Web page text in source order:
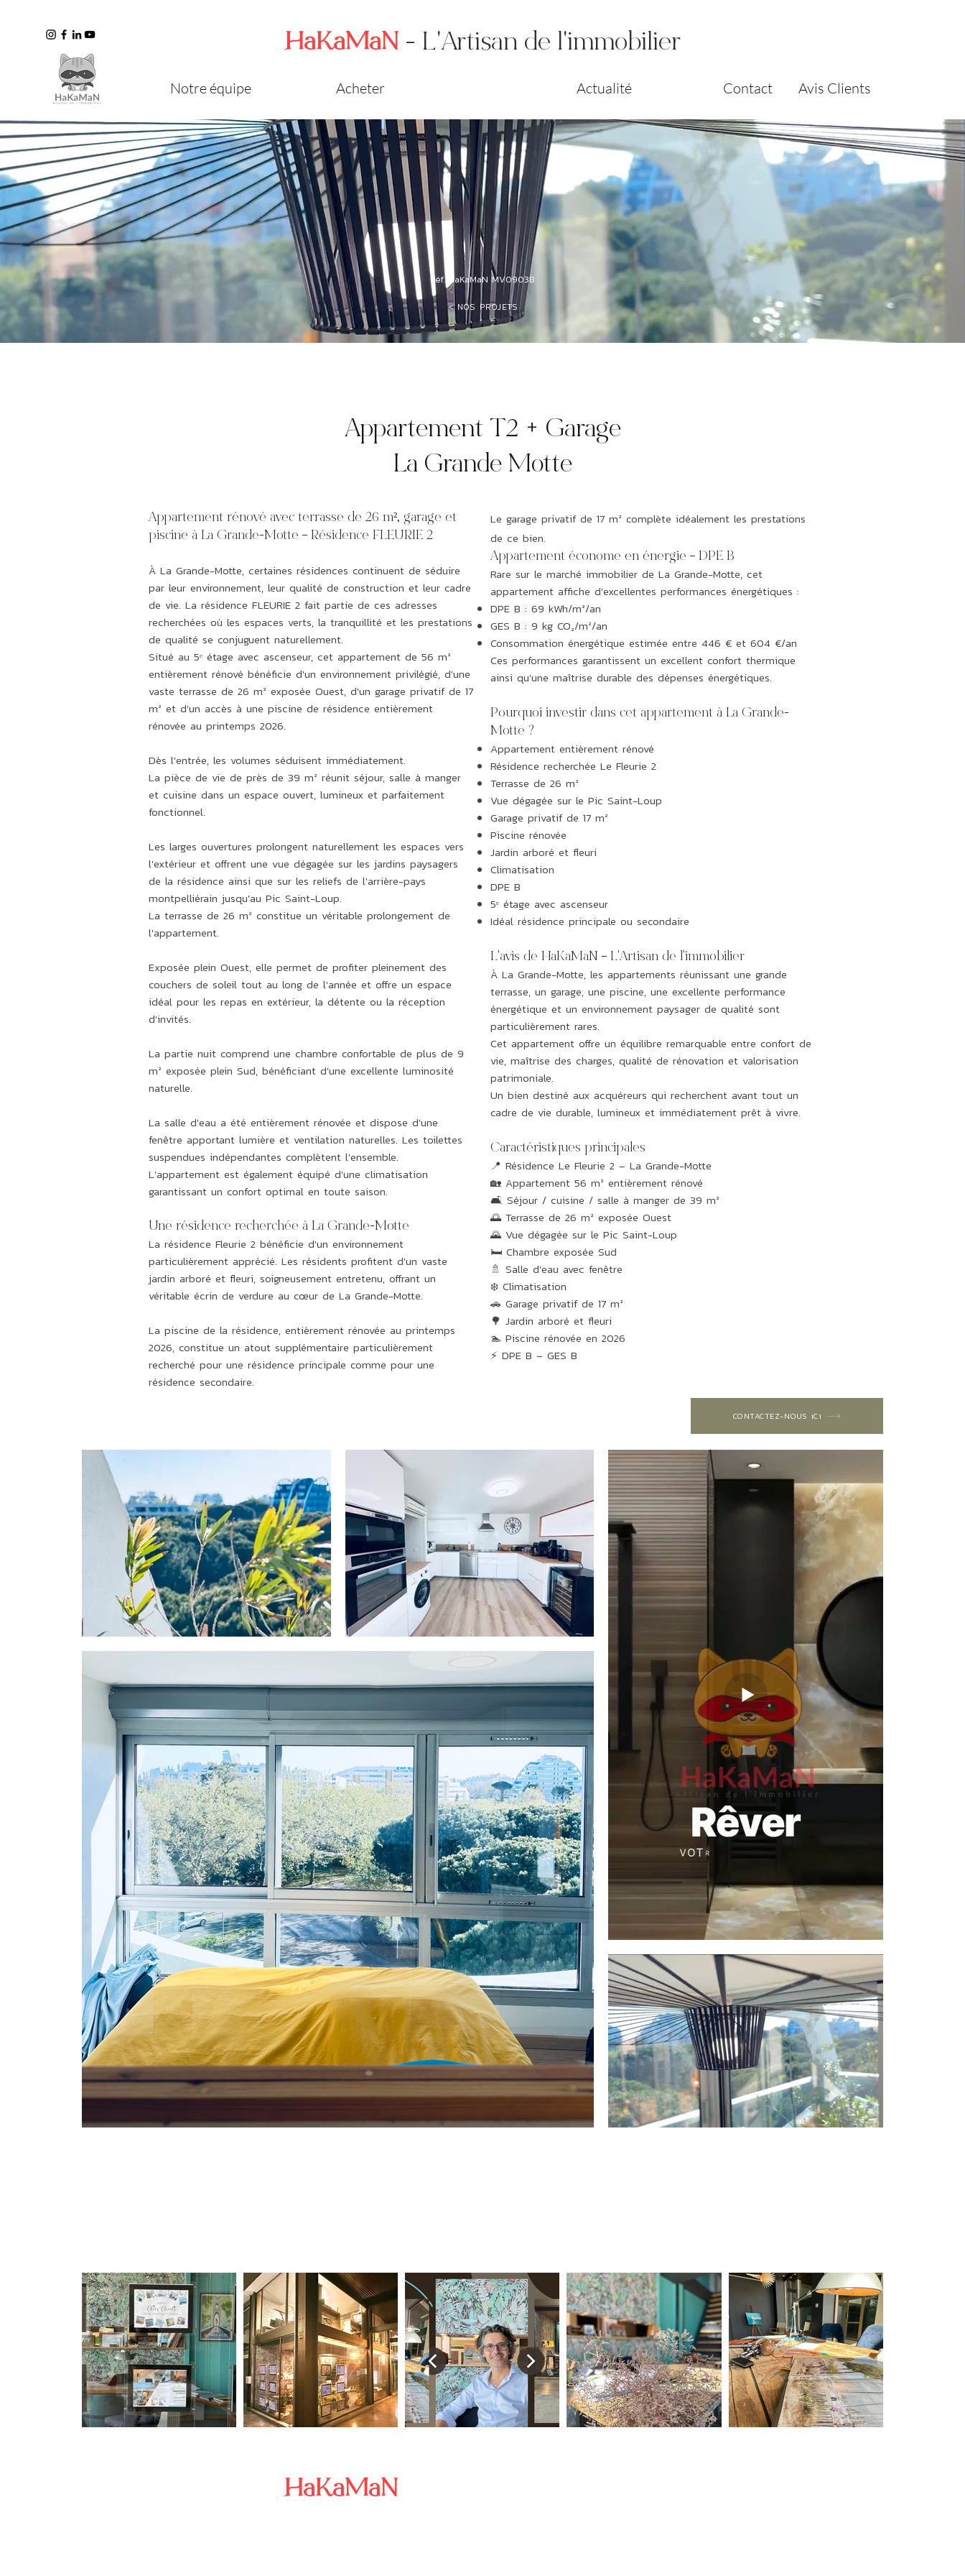
Notre équipe
HaKaMaN - L'Artisan de l'immobilier
Acheter Actualité Contact Avis Clients
Réf. HaKaMaN MV09038
< NOS PROJETS
Appartement T2 + Garage
La Grande Motte
Appartement rénové avec terrasse de 26 m², garage et
piscine à La Grande-Motte – Résidence FLEURIE 2
À La Grande-Motte, certaines résidences continuent de séduire
par leur environnement, leur qualité de construction et leur cadre
de vie. La résidence FLEURIE 2 fait partie de ces adresses
recherchées où les espaces verts, la tranquillité et les prestations
de qualité se conjuguent naturellement.
Situé au 5ᵉ étage avec ascenseur, cet appartement de 56 m²
entièrement rénové bénéficie d'un environnement privilégié, d'une
vaste terrasse de 26 m² exposée Ouest, d'un garage privatif de 17
m² et d'un accès à une piscine de résidence entièrement
rénovée au printemps 2026.
Dès l'entrée, les volumes séduisent immédiatement.
La pièce de vie de près de 39 m² réunit séjour, salle à manger
et cuisine dans un espace ouvert, lumineux et parfaitement
fonctionnel.
Les larges ouvertures prolongent naturellement les espaces vers
l'extérieur et offrent une vue dégagée sur les jardins paysagers
de la résidence ainsi que sur les reliefs de l'arrière-pays
montpelliérain jusqu'au Pic Saint-Loup.
La terrasse de 26 m² constitue un véritable prolongement de
l'appartement.
Exposée plein Ouest, elle permet de profiter pleinement des
couchers de soleil tout au long de l'année et offre un espace
idéal pour les repas en extérieur, la détente ou la réception
d'invités.
La partie nuit comprend une chambre confortable de plus de 9
m² exposée plein Sud, bénéficiant d'une excellente luminosité
naturelle.
La salle d'eau a été entièrement rénovée et dispose d'une
fenêtre apportant lumière et ventilation naturelles. Les toilettes
suspendues indépendantes complètent l'ensemble.
L'appartement est également équipé d'une climatisation
garantissant un confort optimal en toute saison.
Une résidence recherchée à La Grande-Motte
La résidence Fleurie 2 bénéficie d'un environnement
particulièrement apprécié. Les résidents profitent d'un vaste
jardin arboré et fleuri, soigneusement entretenu, offrant un
véritable écrin de verdure au cœur de La Grande-Motte.
La piscine de la résidence, entièrement rénovée au printemps
2026, constitue un atout supplémentaire particulièrement
recherché pour une résidence principale comme pour une
résidence secondaire.
Le garage privatif de 17 m² complète idéalement les prestations
de ce bien.
Appartement économe en énergie – DPE B
Rare sur le marché immobilier de La Grande-Motte, cet
appartement affiche d'excellentes performances énergétiques :
DPE B : 69 kWh/m²/an
GES B : 9 kg CO₂/m²/an
Consommation énergétique estimée entre 446 € et 604 €/an
Ces performances garantissent un excellent confort thermique
ainsi qu'une maîtrise durable des dépenses énergétiques.
Pourquoi investir dans cet appartement à La Grande-
Motte ?
Appartement entièrement rénové
Résidence recherchée Le Fleurie 2
Terrasse de 26 m²
Vue dégagée sur le Pic Saint-Loup
Garage privatif de 17 m²
Piscine rénovée
Jardin arboré et fleuri
Climatisation
DPE B
5ᵉ étage avec ascenseur
Idéal résidence principale ou secondaire
L'avis de HaKaMaN – L'Artisan de l'immobilier
À La Grande-Motte, les appartements réunissant une grande
terrasse, un garage, une piscine, une excellente performance
énergétique et un environnement paysager de qualité sont
particulièrement rares.
Cet appartement offre un équilibre remarquable entre confort de
vie, maîtrise des charges, qualité de rénovation et valorisation
patrimoniale.
Un bien destiné aux acquéreurs qui recherchent avant tout un
cadre de vie durable, lumineux et immédiatement prêt à vivre.
Caractéristiques principales
📍 Résidence Le Fleurie 2 – La Grande-Motte
🏡 Appartement 56 m² entièrement rénové
🛋️ Séjour / cuisine / salle à manger de 39 m²
🌅 Terrasse de 26 m² exposée Ouest
🌄 Vue dégagée sur le Pic Saint-Loup
🛏️ Chambre exposée Sud
🚿 Salle d'eau avec fenêtre
❄️ Climatisation
🚗 Garage privatif de 17 m²
🌳 Jardin arboré et fleuri
🏊 Piscine rénovée en 2026
⚡ DPE B – GES B
CONTACTEZ-NOUS iCi
HaKaMaN